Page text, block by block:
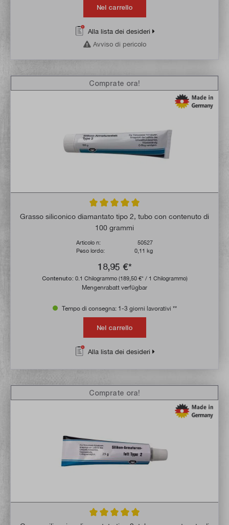
Nel carrello
Alla lista dei desideri
Avviso di pericolo
Valutazione media di 5 su 5 stelle
Grasso siliconico diamantato tipo 2, tubo con contenuto di
100 grammi
Articolo n:
50527
Peso lordo:
0,11 kg
18,95 €*
Contenuto: 0.1 Chilogrammo (189,50 €* / 1 Chilogrammo)
Mengenrabatt verfügbar
Comprate ora!
Tempo di consegna: 1-3 giorni lavorativi **
Nel carrello
Alla lista dei desideri
Comprate ora!